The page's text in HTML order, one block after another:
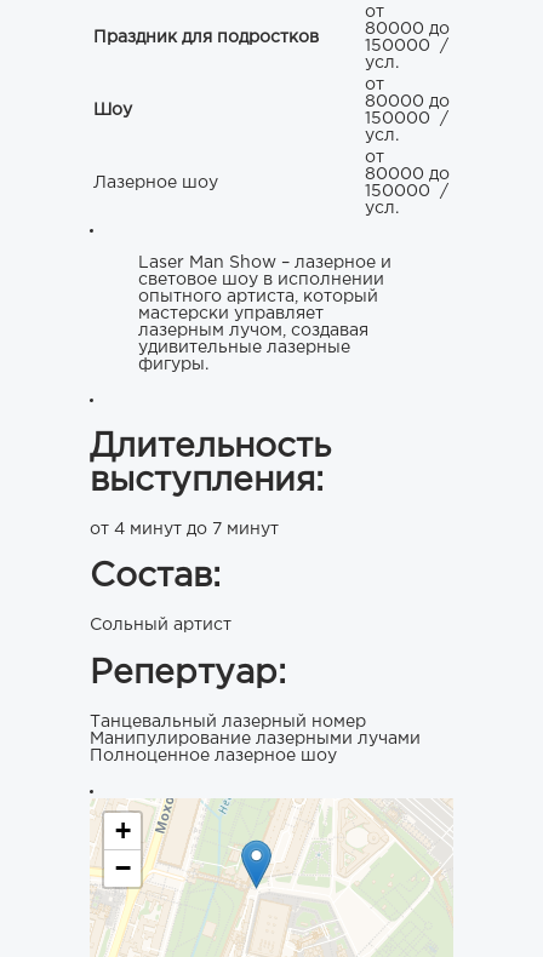
Праздник для подростков
от
80000 до
150000
/
усл.
Шоу
от
80000 до
150000
/
усл.
Лазерное шоу
от
80000 до
150000
/
усл.
Laser Man Show – лазерное и
световое шоу в исполнении
опытного артиста, который
мастерски управляет
лазерным лучом, создавая
удивительные лазерные
фигуры.
Длительность
выступления:
от 4 минут до 7 минут
Состав:
Сольный артист
Репертуар:
Танцевальный лазерный номер
Манипулирование лазерными лучами
Полноценное лазерное шоу
+
−